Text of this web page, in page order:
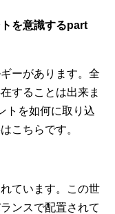
を意識するpart
ーがあります。全
することは出来ま
トを如何に取り込
こちらです。
ています。この世
ンスで配置されて